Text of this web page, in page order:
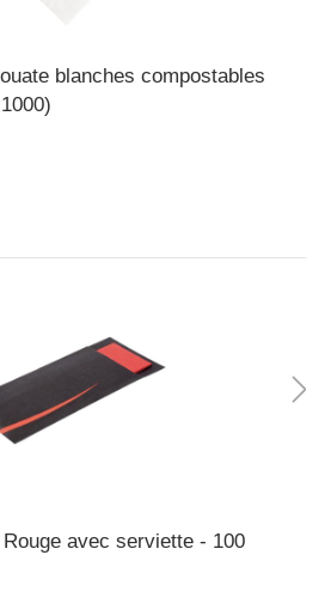
blanches compostables
avec serviette - 100